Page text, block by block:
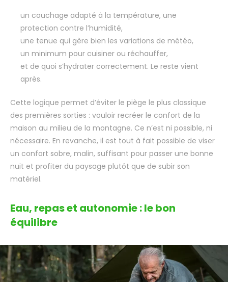
un couchage adapté à la température, une
protection contre l’humidité,
une tenue qui gère bien les variations de météo,
un minimum pour cuisiner ou réchauffer,
et de quoi s’hydrater correctement. Le reste vient
après.
Cette logique permet d’éviter le piège le plus classique
des premières sorties : vouloir recréer le confort de la
maison au milieu de la montagne. Ce n’est ni possible, ni
nécessaire. En revanche, il est tout à fait possible de viser
un confort sobre, malin, suffisant pour passer une bonne
nuit et profiter du paysage plutôt que de subir son
matériel.
Eau, repas et autonomie : le bon
équilibre